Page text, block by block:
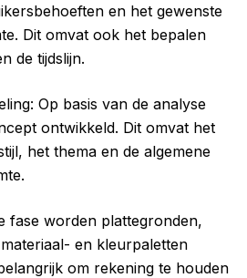
en het gewenste
Dit omvat ook het bepalen
de tijdslijn.
Op basis van de analyse
ontwikkeld. Dit omvat het
het thema en de algemene
fase worden plattegronden,
en kleurpaletten
om rekening te houden